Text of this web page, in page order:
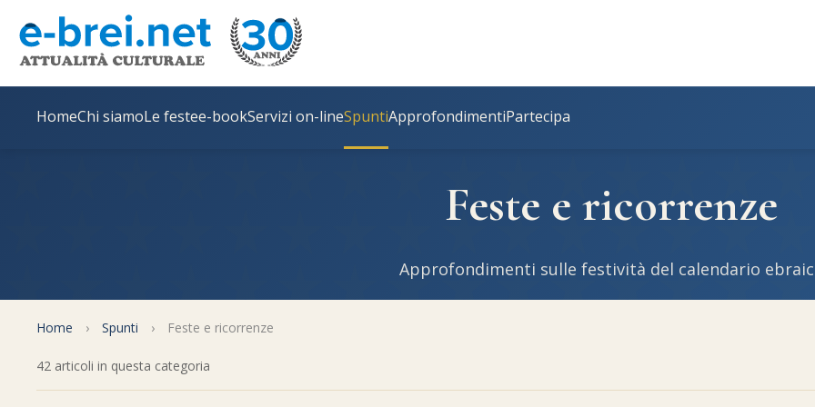
HomeChi siamoLe festee-bookServizi on-lineSpuntiApprofondimentiPartecipa
Feste e ricorrenze
Approfondimenti sulle festività del calendario
Home › Spunti › Feste e ricorrenze
42 articoli in questa categoria